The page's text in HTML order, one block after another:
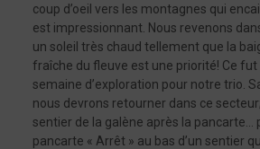
coup d’oeil vers les montagnes qui
est impressionnant. Nous revenons
un soleil très chaud tellement que la
fraîche du fleuve est une priorité! Ce fut
semaine d’exploration pour notre trio.
nous devrons retourner dans ce
sentier de la galène après la pancarte…
pancarte « Arrêt » au bas d’un sentier